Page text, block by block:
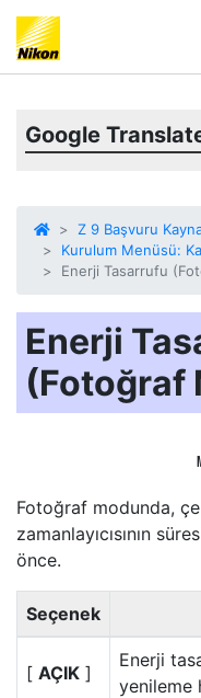
Google
Z 9 Başvuru
Kurulum Menüsü:
Enerji Tasarrufu
Enerji
(Fotoğraf
Fotoğraf modunda,
zamanlayıcısının
önce.
Seçenek
[ AÇIK ]
Enerji
yenileme